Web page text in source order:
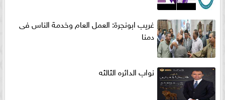
غريب ابونجرة: العمل العام وخدمة الناس فى
دمنا
نواب الدائره الثالثه